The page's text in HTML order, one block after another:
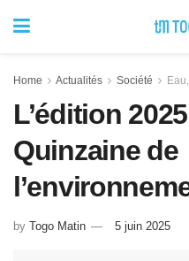
Home Actualités Société
L’édition
Quinzaine de
by Togo Matin 5 juin 2025